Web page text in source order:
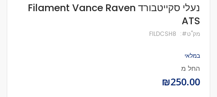
לדלג
להתחלה
של
תמונות
נעלי סקייטבורד Filament Vance Raven
ATS
מק''ט FILDCSH8
במלאי
החל מ
₪250.00